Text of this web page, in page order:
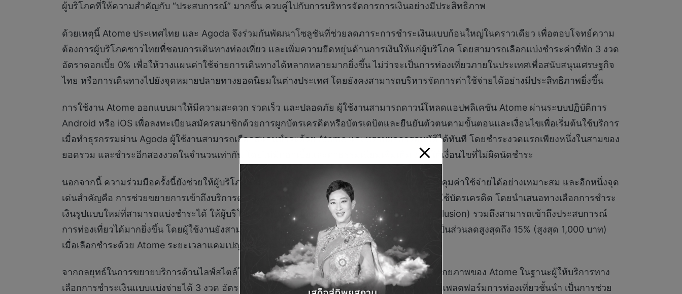
ผู้บริโภคที่ให้ความสำคัญกับ “ประสบการณ์” มากขึ้น ควบคู่ไปกับการบริหารจัดการการเงินอย่างมีประสิทธิภาพ
ด้วยเหตุนี้ Atome ประเทศไทย และ Agoda จึงร่วมกันพัฒนาโซลูชันที่ช่วยลดภาระการชำระเงินแบบก้อนใหญ่ในคราวเดียว เพื่อตอบโจทย์ความ
ต้องการผู้บริโภคชาวไทยที่ชอบการเดินทางท่องเที่ยว และเพิ่มความยืดหยุ่นด้านการเงินให้แก่ผู้บริโภค โดยสามารถเลือกแบ่งชำระค่าที่พัก 3 งวด
อัตราดอกเบี้ย 0% เพื่อให้วางแผนค่าใช้จ่ายการเดินทางได้หลากหลายมากยิ่งขึ้น ไม่ว่าจะเป็นการท่องเที่ยวภายในประเทศเพื่อสนับสนุนเศรษฐกิจ
ไทย หรือการเดินทางไปยังจุดหมายปลายทางยอดนิยมในต่างประเทศ โดยยังคงสามารถบริหารจัดการค่าใช้จ่ายได้อย่างมีประสิทธิภาพยิ่งขึ้น
การใช้งาน Atome ออกแบบมาให้มีความสะดวก รวดเร็ว และปลอดภัย ผู้ใช้งานสามารถดาวน์โหลดแอปพลิเคชัน Atome ผ่านระบบปฏิบัติการ
Android หรือ iOS เพื่อลงทะเบียนสมัครสมาชิกด้วยการผูกบัตรเครดิตหรือบัตรเดบิตและยืนยันตัวตนตามขั้นตอนและเงื่อนไขเพื่อเริ่มต้นใช้บริการ
เมื่อทำธุรกรรมผ่าน Agoda ผู้ใช้งานสามารถเลือกสแกนชำระด้วย Atome และทราบผลการอนุมัติได้ทันที โดยชำระงวดแรกเพียงหนึ่งในสามของ
ยอดรวม และชำระอีกสองงวดในจำนวนเท่ากัน โดยไม่มีดอกเบี้ยและค่าธรรมเนียมเพิ่มเติม ภายใต้เงื่อนไขที่ไม่ผิดนัดชำระ
นอกจากนี้ ความร่วมมือครั้งนี้ยังช่วยให้ผู้บริโภคสามารถเข้าถึงการเดินทางได้ง่ายขึ้น พร้อมทั้งควบคุมค่าใช้จ่ายได้อย่างเหมาะสม และอีกหนึ่งจุด
เด่นสำคัญคือ การช่วยขยายการเข้าถึงบริการด้านการท่องเที่ยวให้กับกลุ่มผู้บริโภคที่อาจไม่สะดวกใช้บัตรเครดิต โดยนำเสนอทางเลือกการชำระ
เงินรูปแบบใหม่ที่สามารถแบ่งชำระได้ ให้ผู้บริโภคสามารถเข้าถึงบริการทางการเงิน (Financial Inclusion) รวมถึงสามารถเข้าถึงประสบการณ์
การท่องเที่ยวได้มากยิ่งขึ้น โดยผู้ใช้งานยังสามารถรับสิทธิประโยชน์เพิ่มเติม ผ่านโปรโมชันพิเศษ เป็นส่วนลดสูงสุดถึง 15% (สูงสุด 1,000 บาท)
เมื่อเลือกชำระด้วย Atome ระยะเวลาแคมเปญจนถึงวันที่ 30 เม.ย. 69
จากกลยุทธ์ในการขยายบริการด้านไลฟ์สไตล์โดยเฉพาะ “การท่องเที่ยว” ที่มีการเติบโตสูง รวมถึงศักยภาพของ Atome ในฐานะผู้ให้บริการทาง
เลือกการชำระเงินแบบแบ่งจ่ายได้ 3 งวด อัตราดอกเบี้ย 0% เมื่อผสานจุดแข็งของ Agoda ในฐานะแพลตฟอร์มการท่องเที่ยวชั้นนำ เป็นการช่วย